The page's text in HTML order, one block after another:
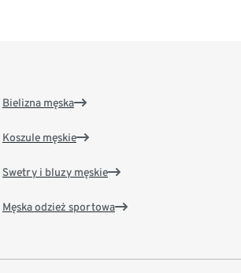
Bielizna męska
Koszule męskie
Swetry i bluzy męskie
Męska odzież sportowa